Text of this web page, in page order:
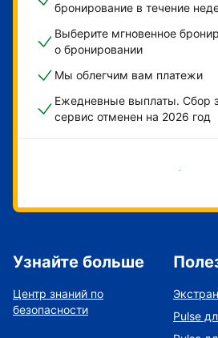
бронирование в течение
Выберите мгновенное
о бронировании
Мы облегчим вам платежи
Ежедневные выплаты. Сбор
сервис отменен на 2026 год
Начать
Узнайте больше
Центр знаний по
безопасности
Pulse